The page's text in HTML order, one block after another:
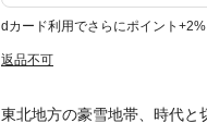
dカード利用でさらにポイント+2%
返品不可
東北地方の豪雪地帯、時代と